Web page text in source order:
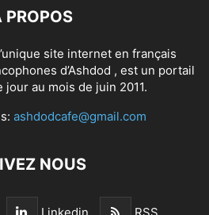
PROPOS
site internet en français
d’Ashdod , est un portail
jour au mois de juin 2011.
ashdodcafe@gmail.com
NOUS
Linkedin RSS